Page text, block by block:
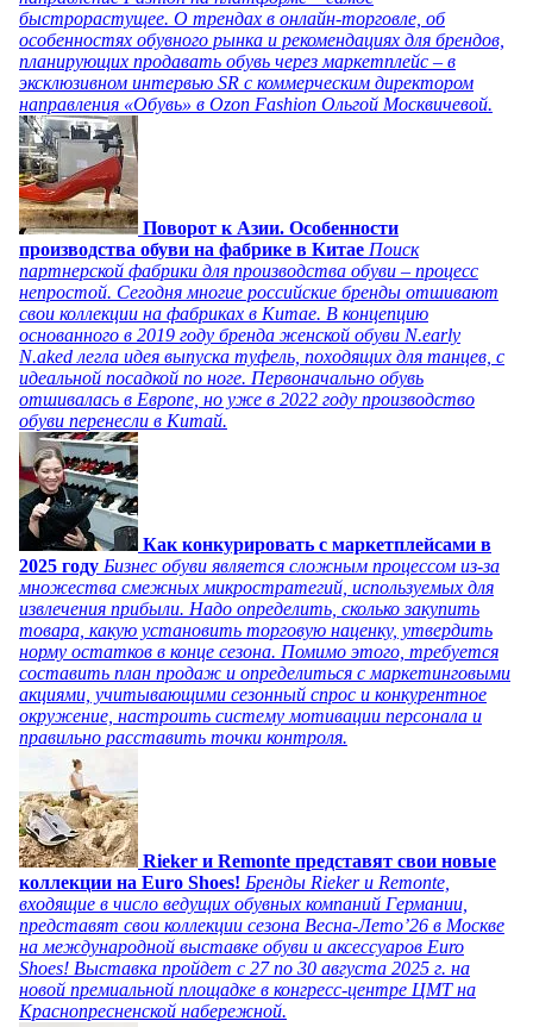
быстрорастущее. О трендах в онлайн-торговле, об
особенностях обувного рынка и рекомендациях для брендов,
планирующих продавать обувь через маркетплейс – в
эксклюзивном интервью SR с коммерческим директором
направления «Обувь» в Ozon Fashion Ольгой Москвичевой.
Поворот к Азии. Особенности
производства обуви на фабрике в Китае Поиск
партнерской фабрики для производства обуви – процесс
непростой. Сегодня многие российские бренды отшивают
свои коллекции на фабриках в Китае. В концепцию
основанного в 2019 году бренда женской обуви N.early
N.aked легла идея выпуска туфель, походящих для танцев, с
идеальной посадкой по ноге. Первоначально обувь
отшивалась в Европе, но уже в 2022 году производство
обуви перенесли в Китай.
Как конкурировать с маркетплейсами в
2025 году Бизнес обуви является сложным процессом из-за
множества смежных микростратегий, используемых для
извлечения прибыли. Надо определить, сколько закупить
товара, какую установить торговую наценку, утвердить
норму остатков в конце сезона. Помимо этого, требуется
составить план продаж и определиться с маркетинговыми
акциями, учитывающими сезонный спрос и конкурентное
окружение, настроить систему мотивации персонала и
правильно расставить точки контроля.
Rieker и Remonte представят свои новые
коллекции на Euro Shoes! Бренды Rieker и Remonte,
входящие в число ведущих обувных компаний Германии,
представят свои коллекции сезона Весна-Лето’26 в Москве
на международной выставке обуви и аксессуаров Euro
Shoes! Выставка пройдет c 27 по 30 августа 2025 г. на
новой премиальной площадке в конгресс-центре ЦМТ на
Краснопресненской набережной.